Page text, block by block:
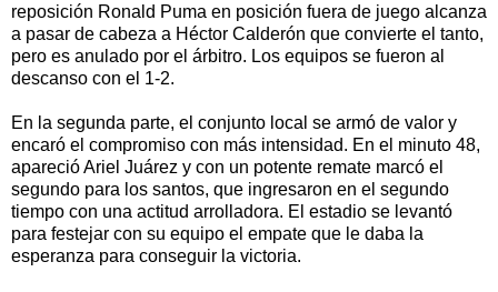
reposición Ronald Puma en posición fuera de juego alcanza
a pasar de cabeza a Héctor Calderón que convierte el tanto,
pero es anulado por el árbitro. Los equipos se fueron al
descanso con el 1-2.
En la segunda parte, el conjunto local se armó de valor y
encaró el compromiso con más intensidad. En el minuto 48,
apareció Ariel Juárez y con un potente remate marcó el
segundo para los santos, que ingresaron en el segundo
tiempo con una actitud arrolladora. El estadio se levantó
para festejar con su equipo el empate que le daba la
esperanza para conseguir la victoria.